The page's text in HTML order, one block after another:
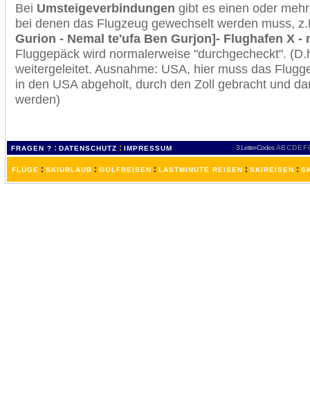
Bei Umsteigeverbindungen gibt es einen oder
bei denen das Flugzeug gewechselt werden muss,
Gurion - Nemal te'ufa Ben Gurjon]- Flughafen X -
Fluggepäck wird normalerweise "durchgecheckt".
weitergeleitet. Ausnahme: USA, hier muss das
in den USA abgeholt, durch den Zoll gebracht und
werden)
FRAGEN ? : DATENSCHUTZ : IMPRESSUM 3 Letter-Codes ABCDEF
FLÜGE : SKIURLAUB : GOLFREISEN : LASTMINUTE REISEN : SKIREISEN :